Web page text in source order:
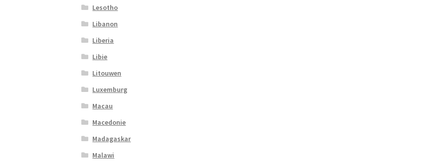
Lesotho
Libanon
Liberia
Libie
Litouwen
Luxemburg
Macau
Macedonie
Madagaskar
Malawi